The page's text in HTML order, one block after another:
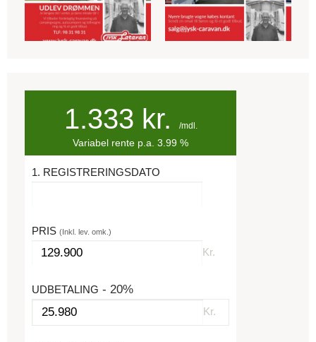
1.333 kr. /mdl.
Variabel rente p.a. 3.99 %
1. REGISTRERINGSDATO
PRIS (Inkl. lev. omk.)
Kr.
UDBETALING - 20%
Kr.